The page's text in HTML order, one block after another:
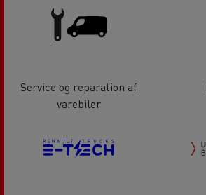
Service og reparation af
varebiler